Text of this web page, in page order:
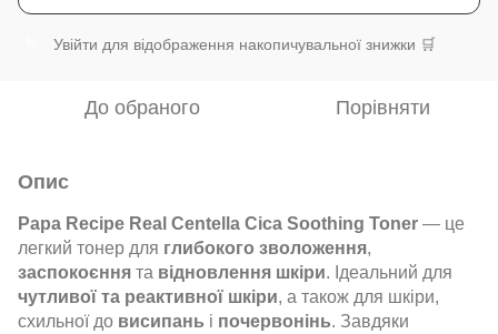
Увійти для відображення накопичувальної знижки 🛒
До обраного Порівняти
Опис
Papa Recipe Real Centella Cica Soothing Toner — це
легкий тонер для глибокого зволоження,
заспокоєння та відновлення шкіри. Ідеальний для
чутливої та реактивної шкіри, а також для шкіри,
схильної до висипань і почервонінь. Завдяки